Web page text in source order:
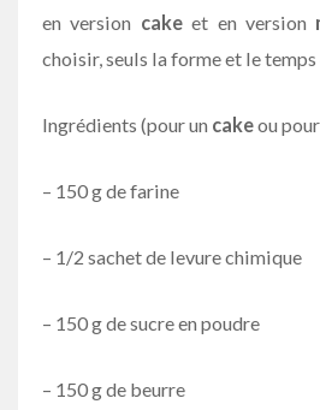
en version cakeet en version
choisir, seuls la forme et le
Ingrédients (pour un cakeou
– 150 g de farine
– 1/2 sachet de levure chimique
– 150 g de sucre en poudre
– 150 g de beurre